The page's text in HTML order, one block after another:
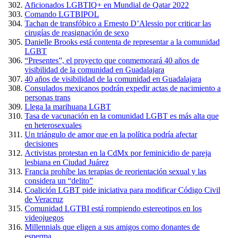
Aficionados LGBTIQ+ en Mundial de Qatar 2022
Comando LGTBIPOL
Tachan de transfóbico a Ernesto D’Alessio por criticar las
cirugías de reasignación de sexo
Danielle Brooks está contenta de representar a la comunidad
LGBT
“Presentes”, el proyecto que conmemorará 40 años de
visibilidad de la comunidad en Guadalajara
40 años de visibilidad de la comunidad en Guadalajara
Consulados mexicanos podrán expedir actas de nacimiento a
personas trans
Llega la marihuana LGBT
Tasa de vacunación en la comunidad LGBT es más alta que
en heterosexuales
Un triángulo de amor que en la política podría afectar
decisiones
Activistas protestan en la CdMx por feminicidio de pareja
lesbiana en Ciudad Juárez
Francia prohíbe las terapias de reorientación sexual y las
considera un “delito”
Coalición LGBT pide iniciativa para modificar Código Civil
de Veracruz
Comunidad LGTBI está rompiendo estereotipos en los
videojuegos
Millennials que eligen a sus amigos como donantes de
esperma